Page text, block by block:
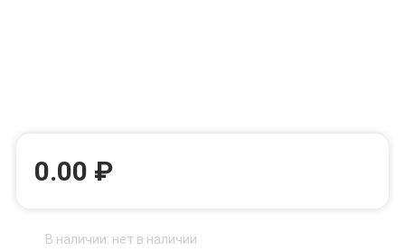
0.00 ₽
В наличии: нет в наличии